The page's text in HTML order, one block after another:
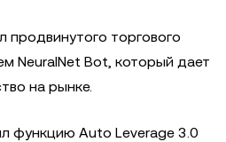
продвинутого торгового
NeuralNet Bot, который дает
на рынке.
функцию Auto Leverage 3.0